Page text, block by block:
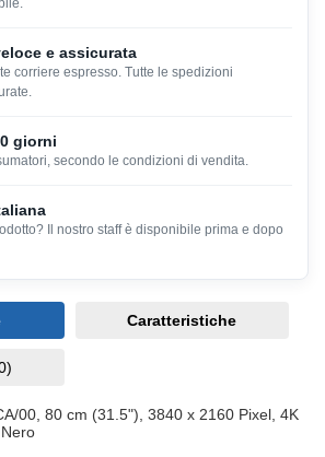
e assicurata
corriere espresso. Tutte le spedizioni
giorni
secondo le condizioni di vendita.
Il nostro staff è disponibile prima e dopo
Caratteristiche
00, 80 cm (31.5"), 3840 x 2160 Pixel, 4K